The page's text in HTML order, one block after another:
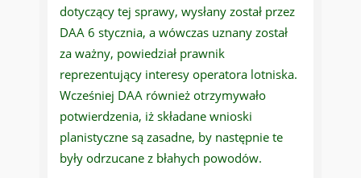
dotyczący tej sprawy, wysłany został przez
DAA 6 stycznia, a wówczas uznany został
za ważny, powiedział prawnik
reprezentujący interesy operatora lotniska.
Wcześniej DAA również otrzymywało
potwierdzenia, iż składane wnioski
planistyczne są zasadne, by następnie te
były odrzucane z błahych powodów.